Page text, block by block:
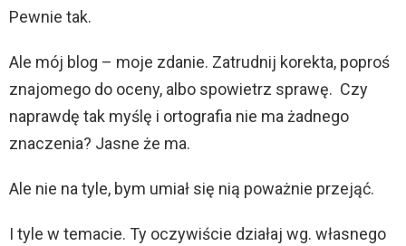
Pewnie tak.
Ale mój blog – moje zdanie. Zatrudnij korekta, poproś
znajomego do oceny, albo spowietrz sprawę. Czy
naprawdę tak myślę i ortografia nie ma żadnego
znaczenia? Jasne że ma.
Ale nie na tyle, bym umiał się nią poważnie przejąć.
I tyle w temacie. Ty oczywiście działaj wg. własnego